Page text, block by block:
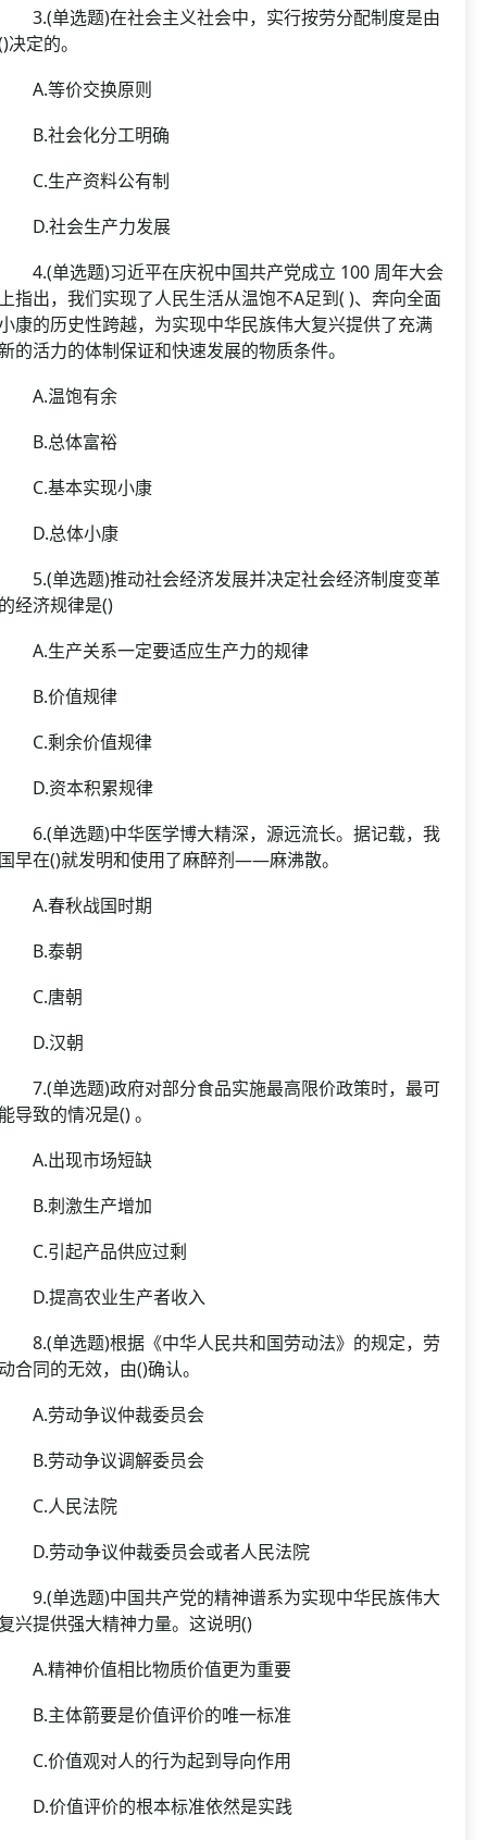
单选题)在社会主义社会中，实行按劳分配制度是由
决定的。
等价交换原则
社会化分工明确
生产资料公有制
社会生产力发展
单选题)习近平在庆祝中国共产党成立 100 周年大会
指出，我们实现了人民生活从温饱不A足到( )、奔向全面
康的历史性跨越，为实现中华民族伟大复兴提供了充满
的活力的体制保证和快速发展的物质条件。
温饱有余
总体富裕
基本实现小康
总体小康
单选题)推动社会经济发展并决定社会经济制度变革
经济规律是()
生产关系一定要适应生产力的规律
价值规律
剩余价值规律
资本积累规律
单选题)中华医学博大精深，源远流长。据记载，我
早在()就发明和使用了麻醉剂——麻沸散。
春秋战国时期
泰朝
唐朝
汉朝
单选题)政府对部分食品实施最高限价政策时，最可
导致的情况是() 。
出现市场短缺
刺激生产增加
引起产品供应过剩
提高农业生产者收入
单选题)根据《中华人民共和国劳动法》的规定，劳
合同的无效，由()确认。
劳动争议仲裁委员会
劳动争议调解委员会
人民法院
劳动争议仲裁委员会或者人民法院
单选题)中国共产党的精神谱系为实现中华民族伟大
兴提供强大精神力量。这说明()
精神价值相比物质价值更为重要
主体箭要是价值评价的唯一标准
价值观对人的行为起到导向作用
价值评价的根本标准依然是实践